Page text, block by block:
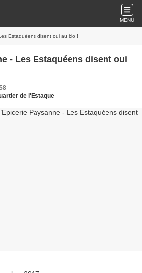
MENU
Estaquéens disent oui au bio !
- Les Estaquéens disent oui
de l'Estaque